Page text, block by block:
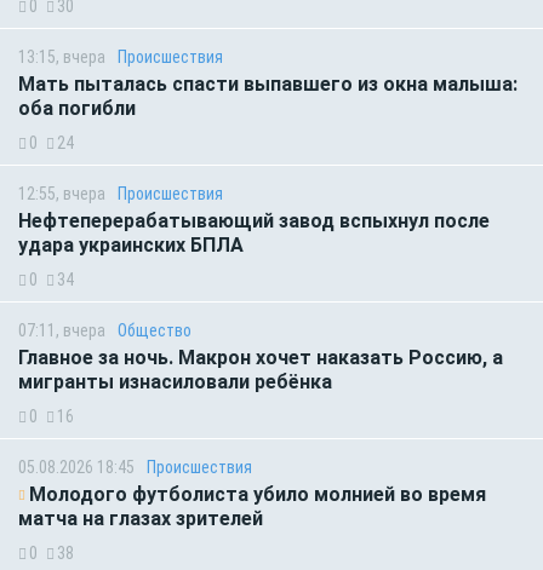
0 30
13:15, вчера Происшествия
Мать пыталась спасти выпавшего из окна малыша:
оба погибли
0 24
12:55, вчера Происшествия
Нефтеперерабатывающий завод вспыхнул после
удара украинских БПЛА
0 34
07:11, вчера Общество
Главное за ночь. Макрон хочет наказать Россию, а
мигранты изнасиловали ребёнка
0 16
05.08.2026 18:45 Происшествия
Молодого футболиста убило молнией во время
матча на глазах зрителей
0 38